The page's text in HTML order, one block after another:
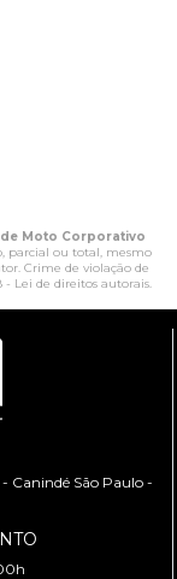
Moto Corporativo
parcial ou total, mesmo
Crime de violação de
- Lei de direitos autorais.
Canindé São Paulo -